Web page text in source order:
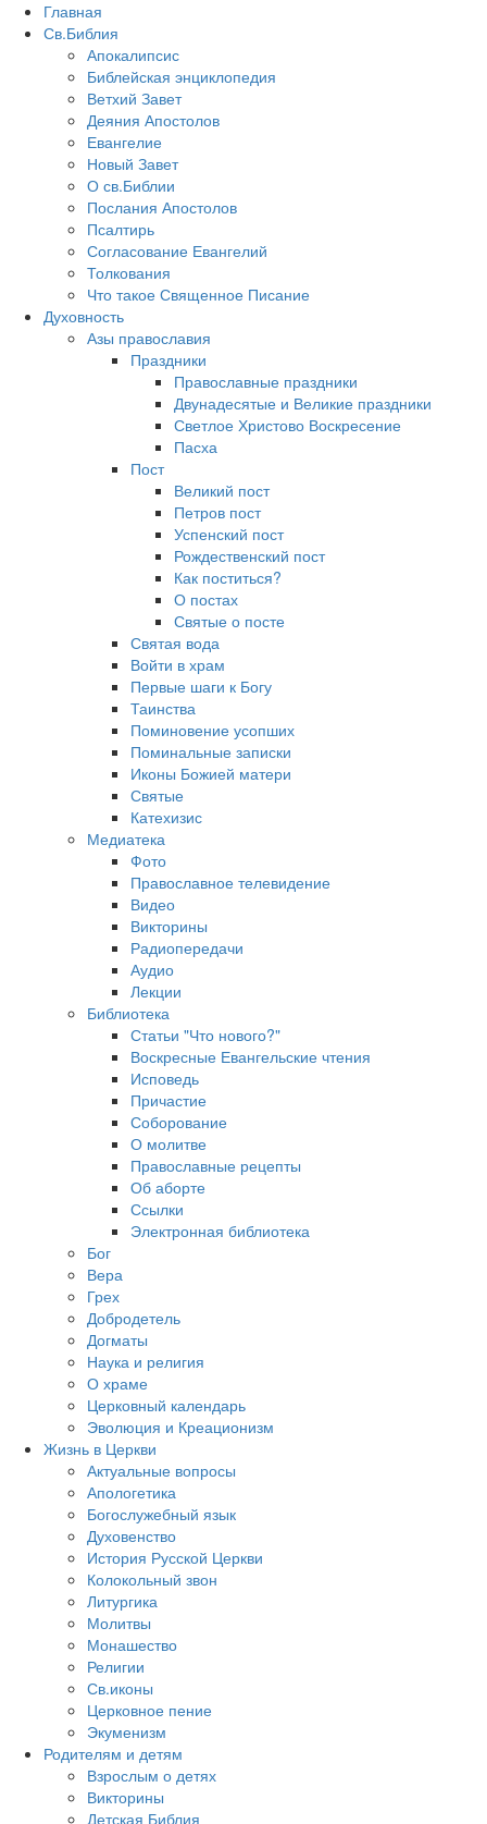
Главная
Св.Библия
Апокалипсис
Библейская энциклопедия
Ветхий Завет
Деяния Апостолов
Евангелие
Новый Завет
О св.Библии
Послания Апостолов
Псалтирь
Согласование Евангелий
Толкования
Что такое Священное Писание
Духовность
Азы православия
Праздники
Православные праздники
Двунадесятые и Великие праздники
Светлое Христово Воскресение
Пасха
Пост
Великий пост
Петров пост
Успенский пост
Рождественский пост
Как поститься?
О постах
Святые о посте
Святая вода
Войти в храм
Первые шаги к Богу
Таинства
Поминовение усопших
Поминальные записки
Иконы Божией матери
Святые
Катехизис
Медиатека
Фото
Православное телевидение
Видео
Викторины
Радиопередачи
Аудио
Лекции
Библиотека
Статьи "Что нового?"
Воскресные Евангельские чтения
Исповедь
Причастие
Соборование
О молитве
Православные рецепты
Об аборте
Ссылки
Электронная библиотека
Бог
Вера
Грех
Добродетель
Догматы
Наука и религия
О храме
Церковный календарь
Эволюция и Креационизм
Жизнь в Церкви
Актуальные вопросы
Апологетика
Богослужебный язык
Духовенство
История Русской Церкви
Колокольный звон
Литургика
Молитвы
Монашество
Религии
Св.иконы
Церковное пение
Экуменизм
Родителям и детям
Взрослым о детях
Викторины
Детская Библия